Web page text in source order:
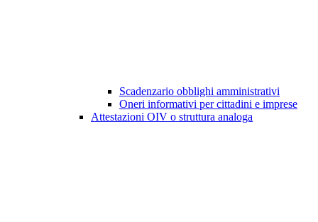
Scadenzario obblighi amministrativi
Oneri informativi per cittadini e imprese
Attestazioni OIV o struttura analoga